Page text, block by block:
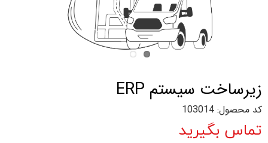
زیرساخت سیستم ERP
کد محصول: 103014
تماس بگیرید